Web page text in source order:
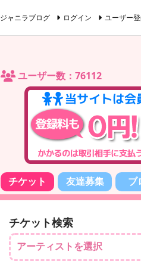
ジャニラブログ ログイン ユーザー登
ユーザー数：76112
チケット 友達募集 ブ
チケット検索